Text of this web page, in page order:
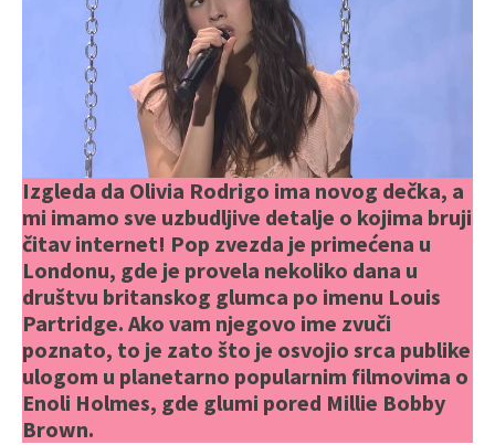
Izgleda da Olivia Rodrigo ima novog dečka, a
mi imamo sve uzbudljive detalje o kojima bruji
čitav internet! Pop zvezda je primećena u
Londonu, gde je provela nekoliko dana u
društvu britanskog glumca po imenu Louis
Partridge. Ako vam njegovo ime zvuči
poznato, to je zato što je osvojio srca publike
ulogom u planetarno popularnim filmovima o
Enoli Holmes, gde glumi pored Millie Bobby
Brown.